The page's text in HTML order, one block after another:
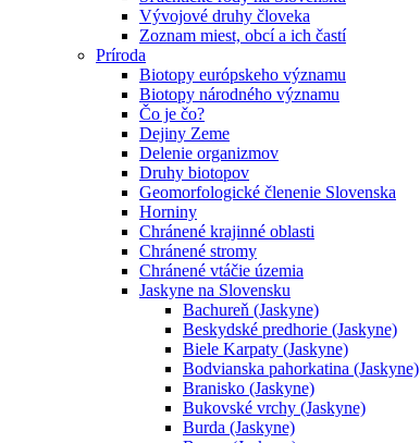
Vývojové druhy človeka
Zoznam miest, obcí a ich častí
Príroda
Biotopy európskeho významu
Biotopy národného významu
Čo je čo?
Dejiny Zeme
Delenie organizmov
Druhy biotopov
Geomorfologické členenie Slovenska
Horniny
Chránené krajinné oblasti
Chránené stromy
Chránené vtáčie územia
Jaskyne na Slovensku
Bachureň (Jaskyne)
Beskydské predhorie (Jaskyne)
Biele Karpaty (Jaskyne)
Bodvianska pahorkatina (Jaskyne)
Branisko (Jaskyne)
Bukovské vrchy (Jaskyne)
Burda (Jaskyne)